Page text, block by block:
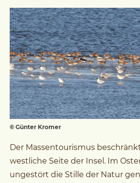
© Günter Kromer
Der Massentourismus
westliche Seite der Insel. Im
ungestört die Stille der Natur